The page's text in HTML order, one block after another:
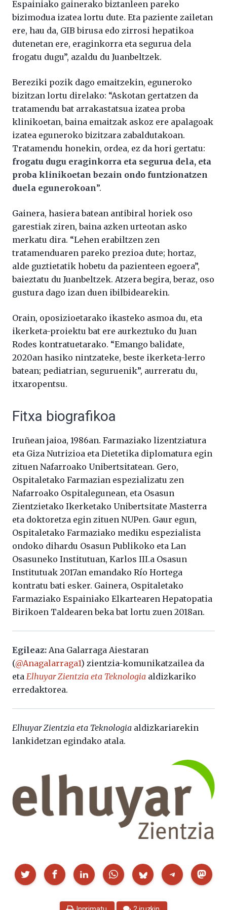
Espainiako gainerako biztanleen pareko
bizimodua izatea lortu dute. Eta paziente zailetan
ere, hau da, GIB birusa edo zirrosi hepatikoa
dutenetan ere, eraginkorra eta segurua dela
frogatu dugu”, azaldu du Juanbeltzek.
Bereziki pozik dago emaitzekin, eguneroko
bizitzan lortu direlako: “Askotan gertatzen da
tratamendu bat arrakastatsua izatea proba
klinikoetan, baina emaitzak askoz ere apalagoak
izatea eguneroko bizitzara zabaldutakoan.
Tratamendu honekin, ordea, ez da hori gertatu:
frogatu dugu eraginkorra eta segurua dela, eta
proba klinikoetan bezain ondo funtzionatzen
duela egunerokoan”.
Gainera, hasiera batean antibiral horiek oso
garestiak ziren, baina azken urteotan asko
merkatu dira. “Lehen erabiltzen zen
tratamenduaren pareko prezioa dute; hortaz,
alde guztietatik hobetu da pazienteen egoera”,
baieztatu du Juanbeltzek. Atzera begira, beraz, oso
gustura dago izan duen ibilbidearekin.
Orain, oposizioetarako ikasteko asmoa du, eta
ikerketa-proiektu bat ere aurkeztuko du Juan
Rodes kontratuetarako. “Emango balidate,
2020an hasiko nintzateke, beste ikerketa-lerro
batean; pediatrian, seguruenik”, aurreratu du,
itxaropentsu.
Fitxa biografikoa
Iruñean jaioa, 1986an. Farmaziako lizentziatura
eta Giza Nutrizioa eta Dietetika diplomatura egin
zituen Nafarroako Unibertsitatean. Gero,
Ospitaletako Farmazian espezializatu zen
Nafarroako Ospitalegunean, eta Osasun
Zientzietako Ikerketako Unibertsitate Masterra
eta doktoretza egin zituen NUPen. Gaur egun,
Ospitaletako Farmaziako mediku espezialista
ondoko dihardu Osasun Publikoko eta Lan
Osasuneko Institutuan, Karlos III.a Osasun
Institutuak 2017an emandako Río Hortega
kontratu bati esker. Gainera, Ospitaletako
Farmaziako Espainiako Elkartearen Hepatopatia
Birikoen Taldearen beka bat lortu zuen 2018an.
Egileaz: Ana Galarraga Aiestaran
(@Anagalarraga1) zientzia-komunikatzailea da
eta Elhuyar Zientzia eta Teknologia aldizkariko
erredaktorea.
Elhuyar Zientzia eta Teknologia aldizkariarekin
lankidetzan egindako atala.
Partekatu